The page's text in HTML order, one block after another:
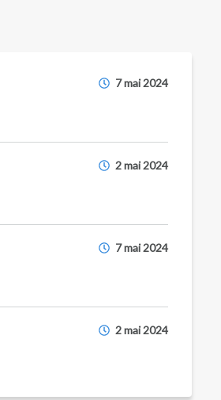
7 mai 2024
2 mai 2024
7 mai 2024
2 mai 2024